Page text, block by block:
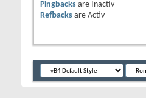
Pingbacks are
Inactiv
Refbacks are Activ